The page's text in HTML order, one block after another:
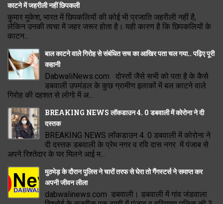
काटने में जहरीली नहीं छिपकली
कुमार मुकेश, भारत में छिपकलियों की कोई भी प्रजाति जहरीली नहीं है,
लेकिन उनकी त्वचा में जहर जरूर होता है। यही कारण है कि छिपकलियों के
काटन...
बाल काटने वाले गिरोह से संबंधित सच का आखिर पता चल गया.. पढ़िए पूरी
कहानी
DabwaliNews.com दोस्तों जैसे सभी को पता है के कैसे
डबवाली उपमंडल के कुछ ग्रामीण इलाकों में बल काटने वाले
गिरोह की दहशत से लोगो में अ...
BREAKING NEWS लॉकडाउन 4. 0 डबवाली में कोरोना ने दी
दस्तक
BREAKING NEWS लॉकडाउन 4. 0 डबवाली में कोरोना ने
दी दस्तक डबवाली के प्रेम नगर व रवि दास नगर में पंजाब से
अपने रिश्तेदार के घर मिलने आई म...
मुठभेड़ के दौरान पुलिस ने चारों तरफ से घेरा तो गैंगस्टर्स ने समाप्त कर
अपनी जीवन लीला
dabwalinews.com डबवाली। डबवाली में गांव जंडवाला